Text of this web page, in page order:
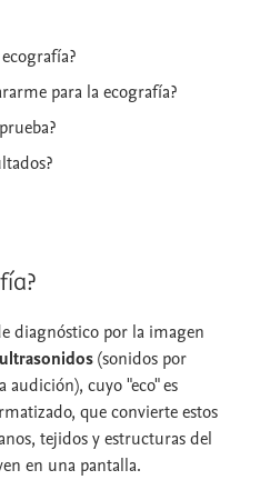
para la ecografía?
diagnóstico por la imagen
ultrasonidos(sonidos por
cuyo "eco" es
que convierte estos
tejidos y estructuras del
en una pantalla.